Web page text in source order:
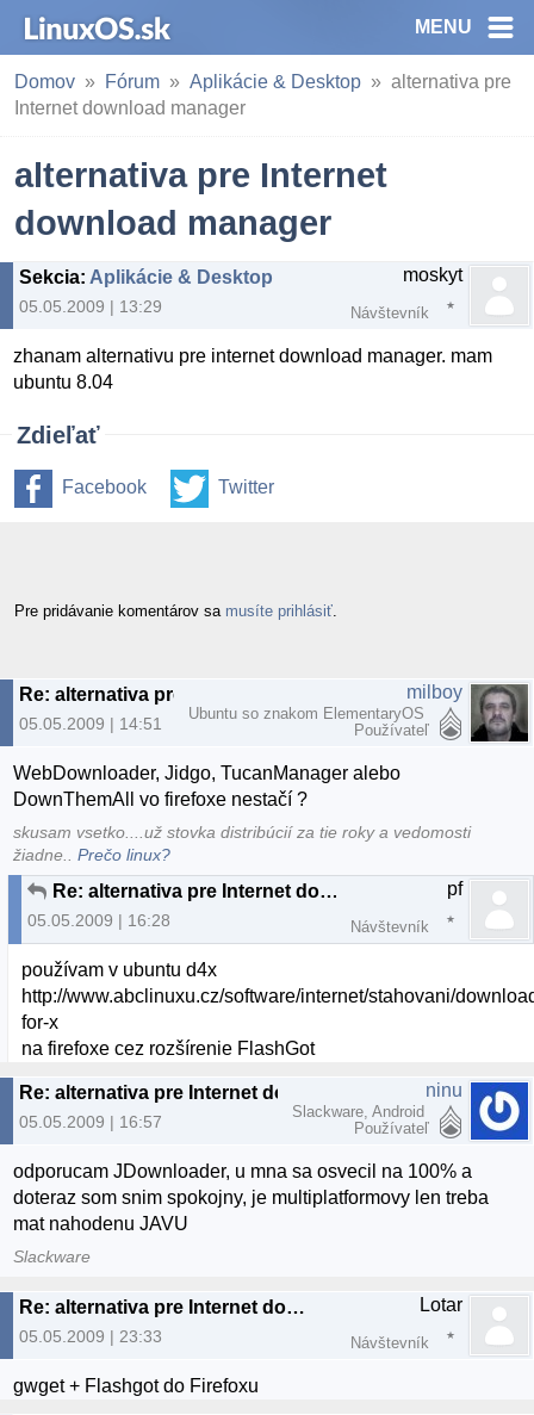
MENU
Domov Fórum Aplikácie & Desktop
alternativa pre
Internet download manager
alternativa pre Internet
download manager
Sekcia: Aplikácie & Desktop
05.05.2009 | 13:29
moskyt
Návštevník
zhanam alternativu pre internet download manager. mam
ubuntu 8.04
Zdieľať
Facebook Twitter
Pre pridávanie komentárov sa musíte prihlásiť
05.05.2009 | 14:51
milboy
Ubuntu so znakom ElementaryOS
Používateľ
WebDownloader, Jidgo, TucanManager alebo
DownThemAll vo firefoxe nestačí ?
skusam vsetko....už stovka distribúcií za tie roky a vedomosti
žiadne..Prečo linux?
Re: alternativa pre Internet download manager
05.05.2009 | 16:28
pf
Návštevník
používam v ubuntu d4x
http://www.abclinuxu.cz/software/internet/stahovani/
for-x
na firefoxe cez rozšírenie FlashGot
05.05.2009 | 16:57
ninu
Slackware, Android
Používateľ
odporucam JDownloader, u mna sa osvecil na 100% a
doteraz som snim spokojny, je multiplatformovy len treba
mat nahodenu JAVU
Slackware
Re: alternativa pre Internet download manager
05.05.2009 | 23:33
Lotar
Návštevník
gwget + Flashgot do Firefoxu